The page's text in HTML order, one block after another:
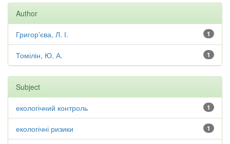
Author
1
Григор'єва, Л. І.
1
Томілін, Ю. А.
Subject
1
екологічний контроль
1
екологічні ризики